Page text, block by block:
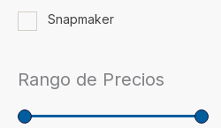
Snapmaker
Rango de Precios